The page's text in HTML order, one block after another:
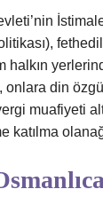
halkın
onlara din
muafiyeti
katılma